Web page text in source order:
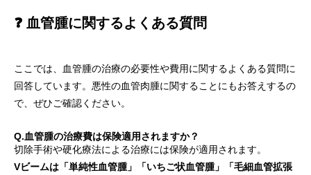
❓ 血管腫に関するよくある質問
ここでは、血管腫の治療の必要性や費用に関するよくある質問に
回答しています。悪性の血管肉腫に関することにもお答えするの
で、ぜひご確認ください。
Q.血管腫の治療費は保険適用されますか？
切除手術や硬化療法による治療には保険が適用されます。
Vビームは「単純性血管腫」「いちご状血管腫」「毛細血管拡張